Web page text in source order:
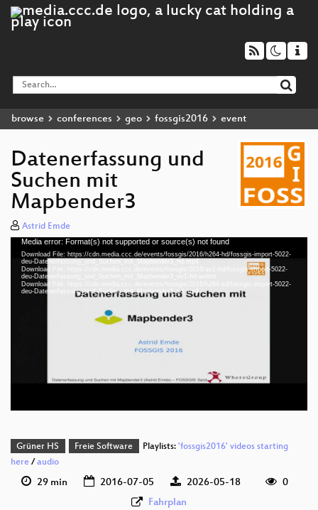
browse conferences geo fossgis2016 event
Datenerfassung und
Suchen mit
Mapbender3
Astrid Emde
Video
Player
Media error: Format(s) not supported or source(s) not found
Download File: https://cdn.media.ccc.de/events/fossgis/2016/h264-hd/fossgis-import-5022-
deu-Datenerfassung_und_Suchen_mit_Mapbender3_hd.mp4
Download File: https://cdn.media.ccc.de/events/fossgis/2016/av1-hd/fossgis-import-5022-
deu-Datenerfassung_und_Suchen_mit_Mapbender3_av1-hd.webm
Download File: https://cdn.media.ccc.de/events/fossgis/2016/h264-sd/fossgis-import-5022-
deu-Datenerfassung_und_Suchen_mit_Mapbender3_sd.mp4
deu 1080p (webm;codecs=av01)
deu 576p (mp4)
Grüner HS Freie Software Playlists: 'fossgis2016' videos starting
here /audio
29 min 2016-07-05 2026-05-18
0
Fahrplan